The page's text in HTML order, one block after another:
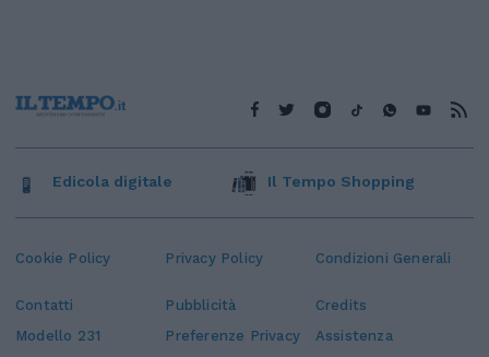
Cookie Policy Privacy Policy Condizioni Generali
Contatti Pubblicità
Credits
Modello 231
Preferenze Privacy Assistenza
Edicola digitale Il Tempo Shopping